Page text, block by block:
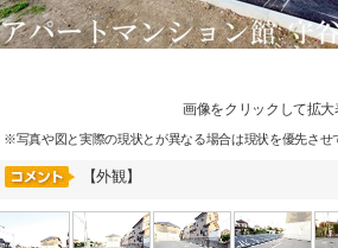
画像をクリックして拡大
※写真や図と実際の現状とが異なる場合は現状を優先させ
【外観】